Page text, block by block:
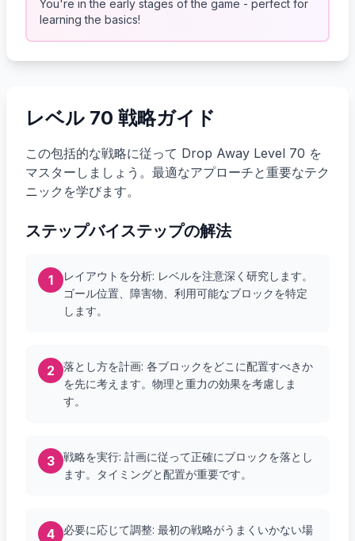
You're in the early stages of the game - perfect for
learning the basics!
レベル 70 戦略ガイド
この包括的な戦略に従って Drop Away Level 70 を
マスターしましょう。最適なアプローチと重要なテク
ニックを学びます。
ステップバイステップの解法
1
レイアウトを分析: レベルを注意深く研究します。
ゴール位置、障害物、利用可能なブロックを特定
します。
2
落とし方を計画: 各ブロックをどこに配置すべきか
を先に考えます。物理と重力の効果を考慮しま
す。
3
戦略を実行: 計画に従って正確にブロックを落とし
ます。タイミングと配置が重要です。
4
必要に応じて調整: 最初の戦略がうまくいかない場